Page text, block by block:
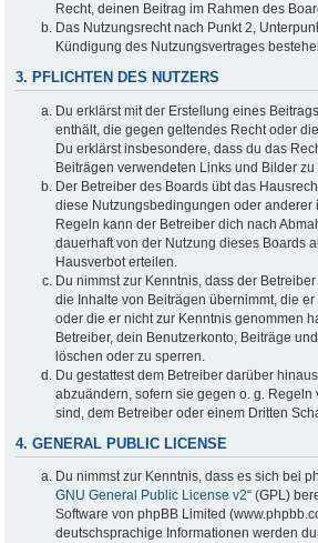
Recht, deinen Beitrag im Rahmen des
Das Nutzungsrecht nach Punkt 2,
Kündigung des Nutzungsvertrages
3. PFLICHTEN DES NUTZERS
Du erklärst mit der Erstellung eines
enthält, die gegen geltendes Recht oder
Du erklärst insbesondere, dass du das
Beiträgen verwendeten Links und Bilder zu
Der Betreiber des Boards übt das
diese Nutzungsbedingungen oder anderer
Regeln kann der Betreiber dich nach
dauerhaft von der Nutzung dieses Boards
Hausverbot erteilen.
Du nimmst zur Kenntnis, dass der
die Inhalte von Beiträgen übernimmt, die
oder die er nicht zur Kenntnis genommen
Betreiber, dein Benutzerkonto, Beiträge
löschen oder zu sperren.
Du gestattest dem Betreiber darüber
abzuändern, sofern sie gegen o. g.
sind, dem Betreiber oder einem Dritten
4. GENERAL PUBLIC LICENSE
Du nimmst zur Kenntnis, dass es sich bei
GNU General Public License v2“ (GPL)
Software von phpBB Limited
deutschsprachige Informationen werden